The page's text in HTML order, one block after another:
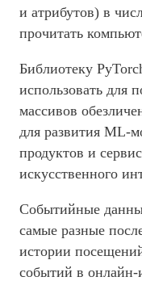
и атрибутов) в
прочитать
Библиотеку
использовать для
массивов
для развития ML-
продуктов и
искусственного
Событийные
самые разные
истории
событий в онлайн-